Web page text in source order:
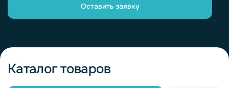
Оставить заявку
Каталог товаров